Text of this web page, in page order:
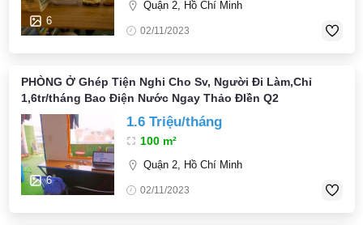
6
Quận 2, Hồ Chí Minh
02/11/2023
PHÒNG Ở Ghép Tiện Nghi Cho Sv, Người Đi Làm,Chỉ
1,6tr/tháng Bao Điện Nước Ngay Thảo ĐIền Q2
6
1.6 Triệu/tháng
100 m²
Quận 2, Hồ Chí Minh
02/11/2023